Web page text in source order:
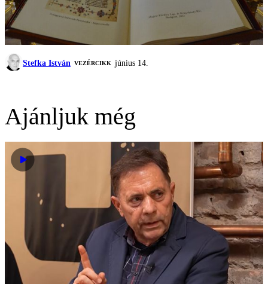
Stefka István VEZÉRCIKK június 14.
Ajánljuk még